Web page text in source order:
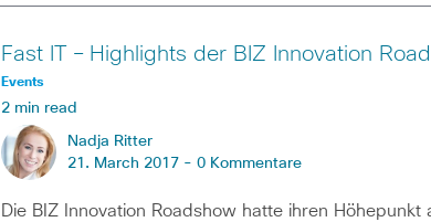
Fast IT – Highlights der BIZ Innovation
Events
2 min read
Nadja Ritter
21. March 2017 - 0 Kommentare
Die BIZ Innovation Roadshow hatte ihren Höhepunkt